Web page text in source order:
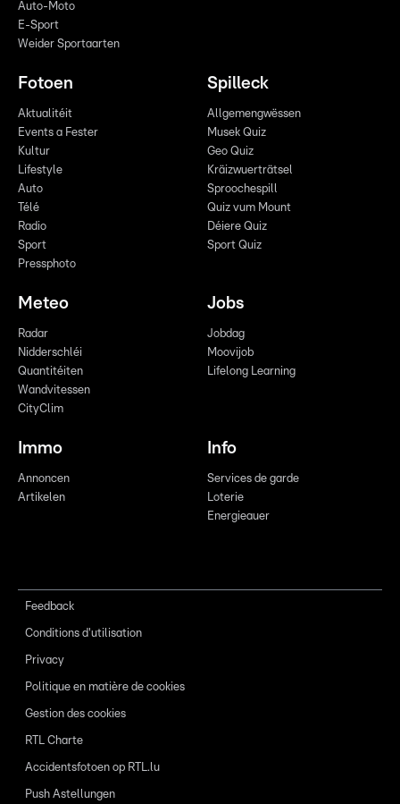
Auto-Moto
E-Sport
Weider Sportaarten
Fotoen
Aktualitéit
Events a Fester
Kultur
Lifestyle
Auto
Télé
Radio
Sport
Pressphoto
Spilleck
Allgemengwëssen
Musek Quiz
Geo Quiz
Kräizwuerträtsel
Sproochespill
Quiz vum Mount
Déiere Quiz
Sport Quiz
Meteo
Radar
Nidderschléi
Quantitéiten
Wandvitessen
CityClim
Jobs
Jobdag
Moovijob
Lifelong Learning
Immo
Annoncen
Artikelen
Info
Services de garde
Loterie
Energieauer
Feedback
Conditions d'utilisation
Privacy
Politique en matière de cookies
Gestion des cookies
RTL Charte
Accidentsfotoen op RTL.lu
Push Astellungen